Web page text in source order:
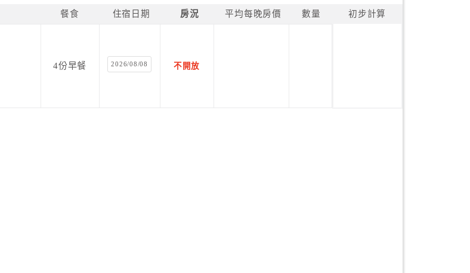
餐食 住宿日期 房況 平均每晚房價 數量 初步計算
4份早餐 2026/08/08 不開放